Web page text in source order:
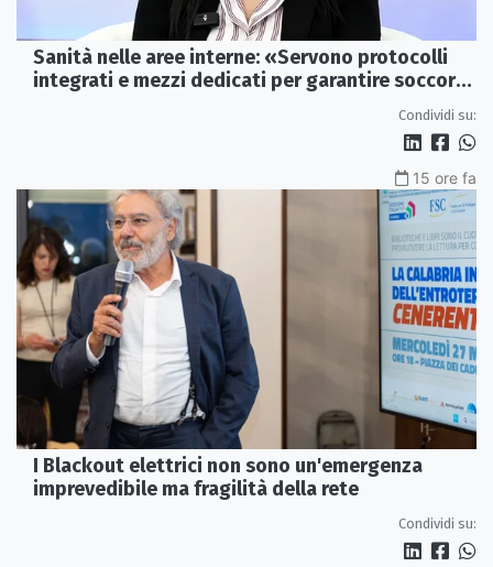
Sanità nelle aree interne: «Servono protocolli
integrati e mezzi dedicati per garantire soccorsi
Condividi su:
15 ore fa
I Blackout elettrici non sono un'emergenza
imprevedibile ma fragilità della rete
Condividi su: